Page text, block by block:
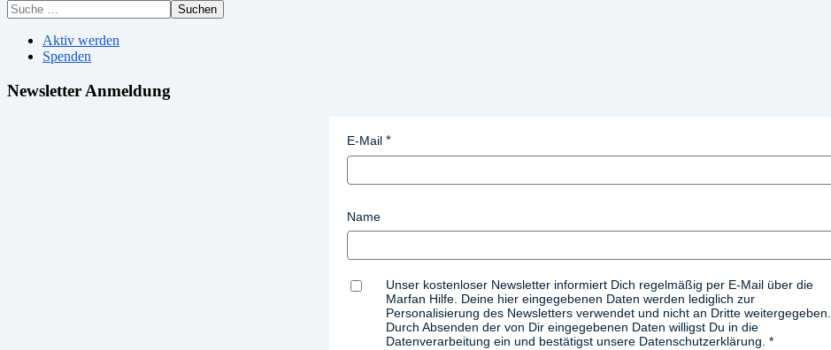
Suchen
Aktiv werden
Spenden
Newsletter Anmeldung
E-Mail
Name
Unser kostenloser Newsletter informiert Dich regelmäßig per E-Mail über die
Marfan Hilfe. Deine hier eingegebenen Daten werden lediglich zur
Personalisierung des Newsletters verwendet und nicht an Dritte weitergegeben.
Durch Absenden der von Dir eingegebenen Daten willigst Du in die
Datenverarbeitung ein und bestätigst unsere Datenschutzerklärung.